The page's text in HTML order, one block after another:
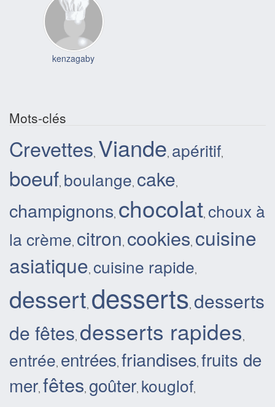
kenzagaby
Mots-clés
Crevettes, Viande, apéritif,
boeuf, boulange, cake,
champignons, chocolat, choux à
la crème, citron, cookies, cuisine
asiatique, cuisine rapide,
dessert, desserts, desserts
de fêtes, desserts rapides,
entrée, entrées, friandises, fruits de
mer, fêtes, goûter, kouglof,